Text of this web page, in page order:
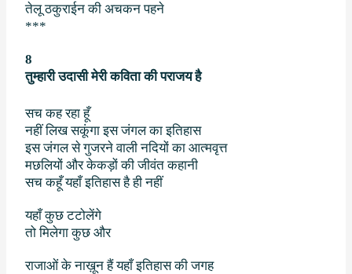
तेलू ठकुराईन की अचकन पहने
***
8
तुम्हारी उदासी मेरी कविता की पराजय है
सच कह रहा हूँ
नहीं लिख सकूंगा इस जंगल का इतिहास
इस जंगल से गुजरने वाली नदियों का आत्मवृत्त
मछलियों और केकड़ों की जीवंत कहानी
सच कहूँ यहाँ इतिहास है ही नहीं
यहाँ कुछ टटोलेंगे
तो मिलेगा कुछ और
राजाओं के नाख़ून हैं यहाँ इतिहास की जगह